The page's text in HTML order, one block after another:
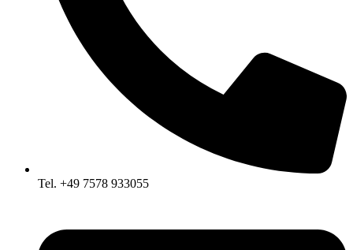
Tel. +49 7578 933055